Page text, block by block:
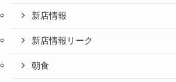
新店情報
新店情報リーク
朝食